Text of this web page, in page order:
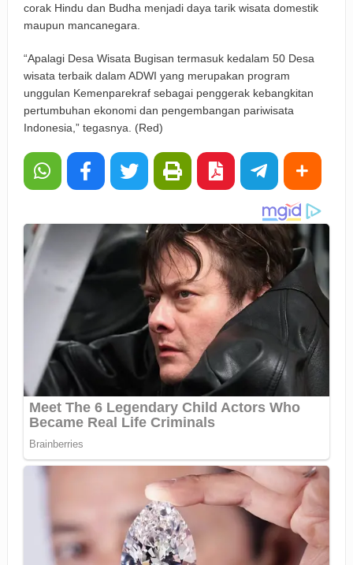
corak Hindu dan Budha menjadi daya tarik wisata domestik
maupun mancanegara.
“Apalagi Desa Wisata Bugisan termasuk kedalam 50 Desa
wisata terbaik dalam ADWI yang merupakan program
unggulan Kemenparekraf sebagai penggerak kebangkitan
pertumbuhan ekonomi dan pengembangan pariwisata
Indonesia,” tegasnya. (Red)